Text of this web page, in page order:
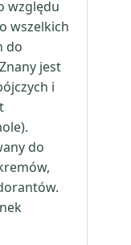
względu
wszelkich
do
jest
i
do